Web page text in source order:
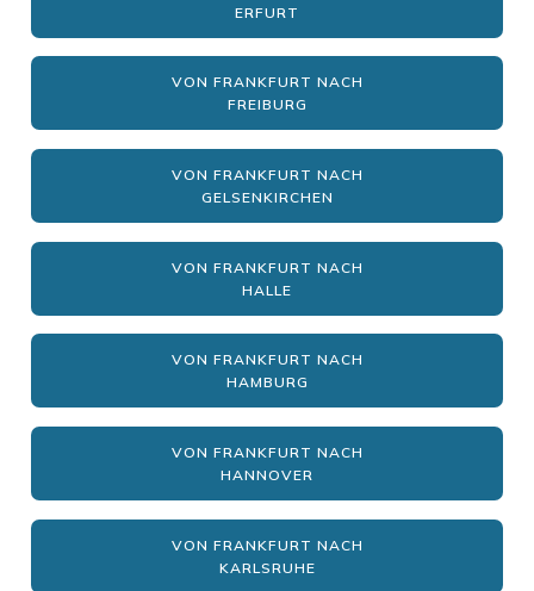
ERFURT
VON FRANKFURT NACH
FREIBURG
VON FRANKFURT NACH
GELSENKIRCHEN
VON FRANKFURT NACH
HALLE
VON FRANKFURT NACH
HAMBURG
VON FRANKFURT NACH
HANNOVER
VON FRANKFURT NACH
KARLSRUHE